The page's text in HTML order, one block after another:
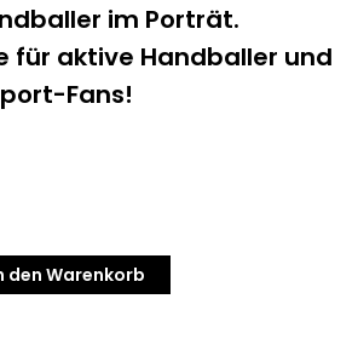
im Porträt.
für aktive Handballer und
Fans!
den Warenkorb